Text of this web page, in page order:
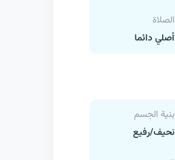
الصلاة
أصلي دائما
بنية الجسم
نحيف/رفيع